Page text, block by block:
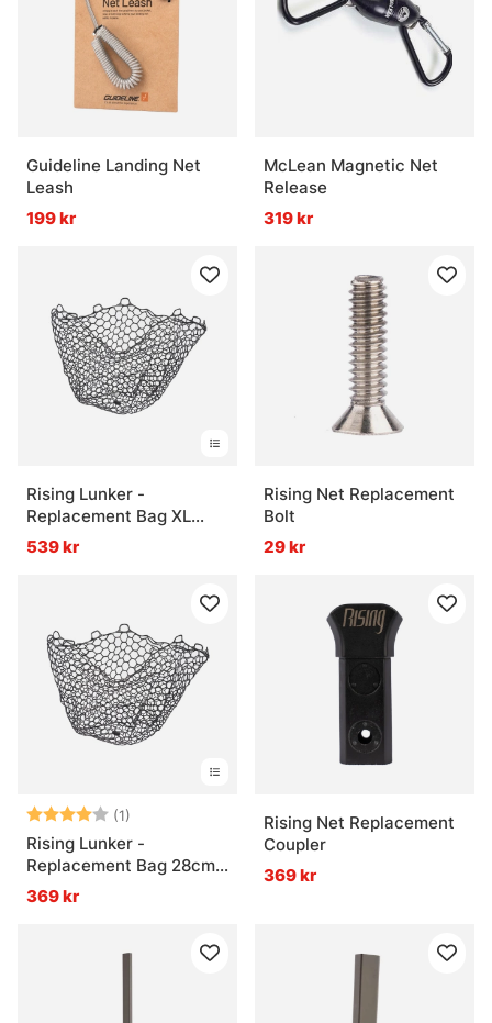
Guideline Landing Net
Leash
199 kr
McLean Magnetic Net
Release
319 kr
Rising Lunker -
Replacement Bag XL
56cm deep
539 kr
Rising Net Replacement
Bolt
29 kr
Betyg: (1)
4.0 utav 5 stjärnor
Rising Lunker -
Replacement Bag 28cm
deep
369 kr
Rising Net Replacement
Coupler
369 kr